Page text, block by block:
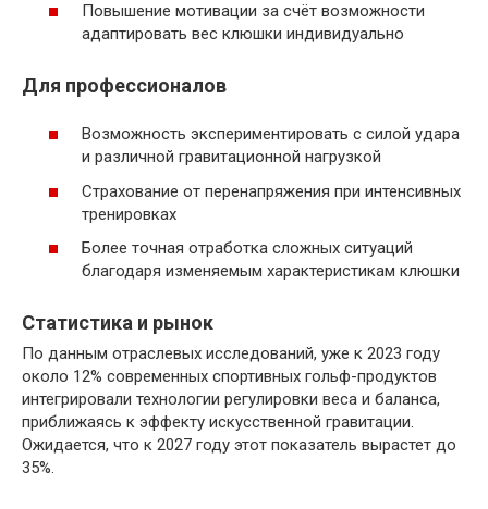
Повышение мотивации за счёт возможности
адаптировать вес клюшки индивидуально
Для профессионалов
Возможность экспериментировать с силой удара
и различной гравитационной нагрузкой
Страхование от перенапряжения при интенсивных
тренировках
Более точная отработка сложных ситуаций
благодаря изменяемым характеристикам клюшки
Статистика и рынок
По данным отраслевых исследований, уже к 2023 году
около 12% современных спортивных гольф-продуктов
интегрировали технологии регулировки веса и баланса,
приближаясь к эффекту искусственной гравитации.
Ожидается, что к 2027 году этот показатель вырастет до
35%.